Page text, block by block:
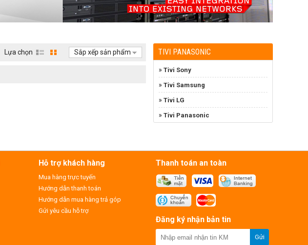
Sắp xếp sản phẩm
Lựa chọn TIVI PANASONIC
» Tivi Sony
» Tivi Samsung
» Tivi LG
» Tivi Panasonic
Hỗ trợ khách hàng
Mua hàng trực tuyến
Hướng dẫn thanh toán
Hướng dẫn mua hàng trả góp
Gửi yêu cầu hỗ trợ
Thanh toán an toàn
Đăng ký nhận bản tin
Gửi